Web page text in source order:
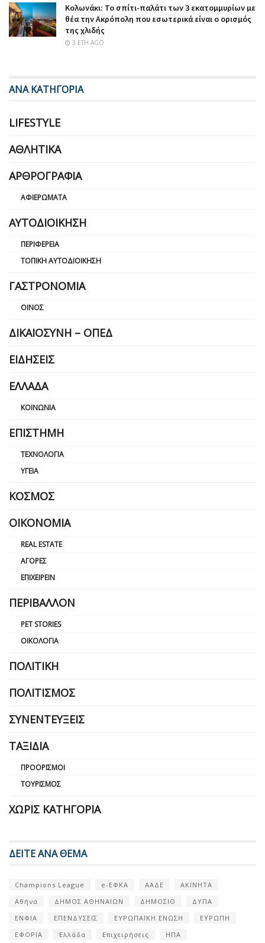
Κολωνάκι: Το σπίτι-παλάτι των 3 εκατομμυρίων με
θέα την Ακρόπολη που εσωτερικά είναι ο ορισμός
της χλιδής
3 ΈΤΗ AGO
ΑΝΑ ΚΑΤΗΓΟΡΙΑ
LIFESTYLE
ΑΘΛΗΤΙΚΆ
ΑΡΘΡΟΓΡΑΦΊΑ
ΑΦΙΕΡΏΜΑΤΑ
ΑΥΤΟΔΙΟΊΚΗΣΗ
ΠΕΡΙΦΈΡΕΙΑ
ΤΟΠΙΚΉ ΑΥΤΟΔΙΟΊΚΗΣΗ
ΓΑΣΤΡΟΝΟΜΊΑ
ΟΊΝΟΣ
ΔΙΚΑΙΟΣΎΝΗ – ΟΠΕΔ
ΕΙΔΉΣΕΙΣ
ΕΛΛΆΔΑ
ΚΟΙΝΩΝΊΑ
ΕΠΙΣΤΉΜΗ
ΤΕΧΝΟΛΟΓΊΑ
ΥΓΕΊΑ
ΚΌΣΜΟΣ
ΟΙΚΟΝΟΜΊΑ
REAL ESTATE
ΑΓΟΡΈΣ
ΕΠΙΧΕΙΡΕΊΝ
ΠΕΡΙΒΆΛΛΟΝ
PET STORIES
ΟΙΚΟΛΟΓΊΑ
ΠΟΛΙΤΙΚΉ
ΠΟΛΙΤΙΣΜΌΣ
ΣΥΝΕΝΤΕΎΞΕΙΣ
ΤΑΞΊΔΙΑ
ΠΡΟΟΡΙΣΜΟΊ
ΤΟΥΡΙΣΜΌΣ
ΧΩΡΊΣ ΚΑΤΗΓΟΡΊΑ
ΔΕΙΤΕ ΑΝΑ ΘΕΜΑ
Champions League e-ΕΦΚΑ ΑΑΔΕ
ΑΚΙΝΗΤΑ
Αθήνα
ΔΗΜΟΣ ΑΘΗΝΑΙΩΝ ΔΗΜΟΣΙΟ
ΔΥΠΑ
ΕΝΦΙΑ
ΕΠΕΝΔΥΣΕΙΣ ΕΥΡΩΠΑΪΚΗ ΕΝΩΣΗ
ΕΥΡΩΠΗ
ΕΦΟΡΙΑ
Ελλάδα Επιχειρήσεις
ΗΠΑ